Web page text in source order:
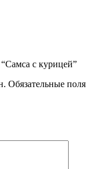
с курицей”
Обязательные поля